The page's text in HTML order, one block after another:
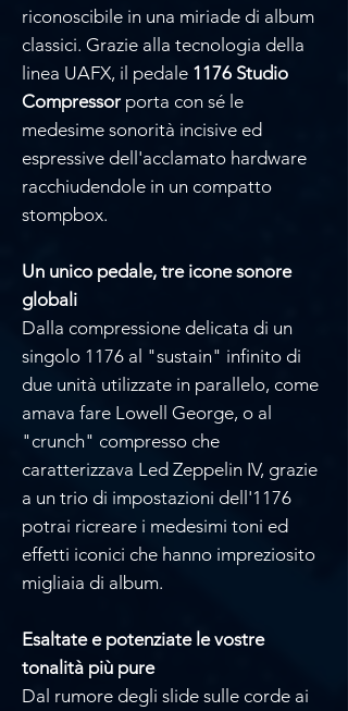
riconoscibile in una miriade di album
classici. Grazie alla tecnologia della
linea UAFX, il pedale 1176 Studio
Compressor porta con sé le
medesime sonorità incisive ed
espressive dell'acclamato hardware
racchiudendole in un compatto
stompbox.
Un unico pedale, tre icone sonore
globali
Dalla compressione delicata di un
singolo 1176 al "sustain" infinito di
due unità utilizzate in parallelo, come
amava fare Lowell George, o al
"crunch" compresso che
caratterizzava Led Zeppelin IV, grazie
a un trio di impostazioni dell'1176
potrai ricreare i medesimi toni ed
effetti iconici che hanno impreziosito
migliaia di album.
Esaltate e potenziate le vostre
tonalità più pure
Dal rumore degli slide sulle corde ai